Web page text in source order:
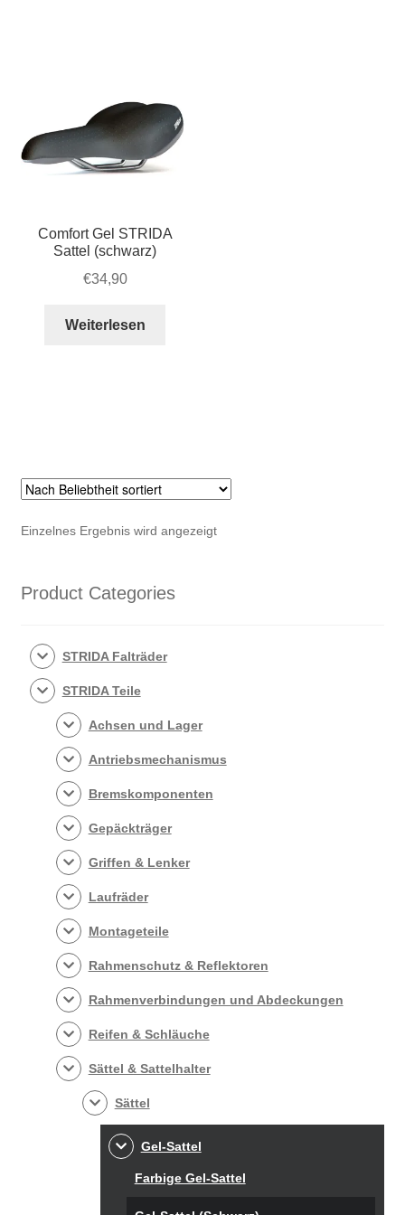
Comfort Gel STRIDA
Sattel (schwarz)
€34,90
Weiterlesen
Einzelnes Ergebnis wird angezeigt
Product Categories
STRIDA Falträder
STRIDA Teile
Achsen und Lager
Antriebsmechanismus
Bremskomponenten
Gepäckträger
Griffen & Lenker
Laufräder
Montageteile
Rahmenschutz & Reflektoren
Rahmenverbindungen und Abdeckungen
Reifen & Schläuche
Sättel & Sattelhalter
Sättel
Gel-Sattel
Farbige Gel-Sattel